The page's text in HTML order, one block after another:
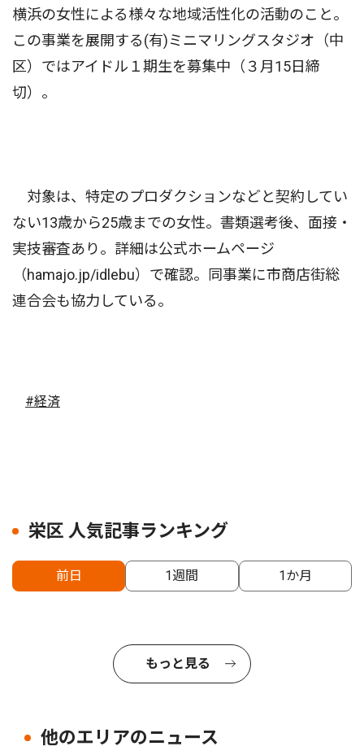
横浜の女性による様々な地域活性化の活動のこと。
この事業を展開する(有)ミニマリングスタジオ（中
区）ではアイドル１期生を募集中（３月15日締
切）。
対象は、特定のプロダクションなどと契約してい
ない13歳から25歳までの女性。書類選考後、面接・
実技審査あり。詳細は公式ホームページ
（hamajo.jp/idlebu）で確認。同事業に市商店街総
連合会も協力している。
#経済
栄区 人気記事ランキング
前日 1週間 1か月
もっと見る
他のエリアのニュース